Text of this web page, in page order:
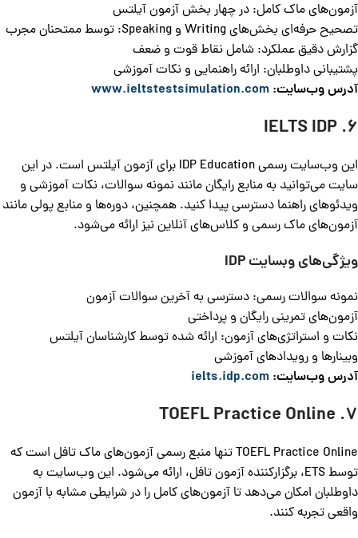
آزمون‌های ماک کامل: در چهار بخش آزمون آیلتس
تصحیح حرفه‌ای بخش‌های Writing و Speaking: توسط ممتحنان مجرب
گزارش دقیق عملکرد: شامل نقاط قوت و ضعف
پشتیبانی داوطلبان: ارائه راهنمایی و نکات آموزشی
آدرس وب‌سایت: www.ieltstestsimulation.com
6. IELTS IDP
این وب‌سایت رسمی IDP Education برای آزمون آیلتس است. در این
سایت می‌توانید به منابع رایگان مانند نمونه سوالات، نکات آموزشی و
ویدئوهای راهنما دسترسی پیدا کنید. همچنین، دوره‌ها و منابع پولی مانند
آزمون‌های ماک رسمی و کلاس‌های آنلاین نیز ارائه می‌شود.
ویژگی‌های وبسایتIDP
نمونه سوالات رسمی: دسترسی به آخرین سوالات آزمون
آزمون‌های تمرینی رایگان و پرداختی
نکات و استراتژی‌های آزمون: ارائه شده توسط کارشناسان آیلتس
وبینارها و رویدادهای آموزشی
آدرس وب‌سایت: ielts.idp.com
7. TOEFL Practice Online
TOEFL Practice Online تنها منبع رسمی آزمون‌های ماک تافل است که
توسط ETS، برگزارکننده آزمون تافل، ارائه می‌شود. این وب‌سایت به
داوطلبان امکان می‌دهد تا آزمون‌های کامل را در شرایطی مشابه با آزمون
واقعی تجربه کنند.